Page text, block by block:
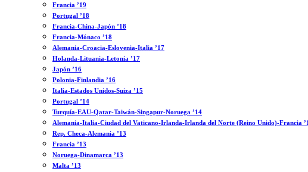
Francia ’19
Portugal ’18
Francia-China-Japón ’18
Francia-Mónaco ’18
Alemania-Croacia-Eslovenia-Italia ’17
Holanda-Lituania-Letonia ’17
Japón ’16
Polonia-Finlandia ’16
Italia-Estados Unidos-Suiza ’15
Portugal ’14
Turquía-EAU-Qatar-Taiwán-Singapur-Noruega ’14
Alemania-Italia-Ciudad del Vaticano-Irlanda-Irlanda del Norte (Reino Unido)-Francia
Rep. Checa-Alemania ’13
Francia ’13
Noruega-Dinamarca ’13
Malta ’13